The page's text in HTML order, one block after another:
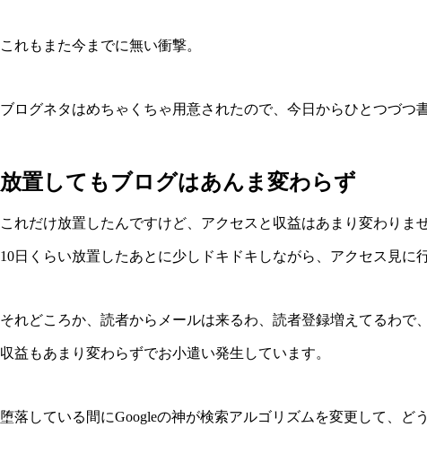
これもまた今までに無い衝撃。
ブログネタはめちゃくちゃ用意されたので、今日からひとつづつ
放置してもブログはあんま変わらず
これだけ放置したんですけど、アクセスと収益はあまり変わりま
10日くらい放置したあとに少しドキドキしながら、アクセス見に
それどころか、読者からメールは来るわ、読者登録増えてるわで
収益もあまり変わらずでお小遣い発生しています。
堕落している間にGoogleの神が検索アルゴリズムを変更して、ど